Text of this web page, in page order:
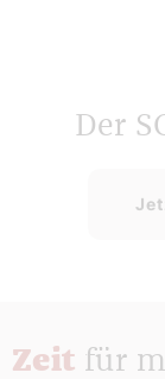
Der
Zeit für